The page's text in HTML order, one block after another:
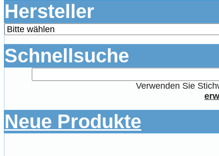
Hersteller
Schnellsuche
Verwenden Sie
Neue Produkte